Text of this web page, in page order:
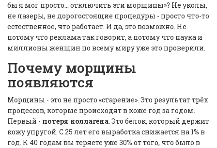
бы я мог просто… отключить эти морщины»? Не уколы,
не лазеры, не дорогостоящие процедуры - просто что-то
естественное, что работает. И да, это возможно. Не
потому что реклама так говорит, а потому что наука и
миллионы женщин по всему миру уже это проверили.
Почему морщины
появляются
Морщины - это не просто «старение». Это результат трёх
процессов, которые происходят в коже год за годом.
Первый - потеря коллагена. Это белок, который держит
кожу упругой. С 25 лет его выработка снижается на 1% в
год. К 40 годам вы теряете уже 30% от того, что было в